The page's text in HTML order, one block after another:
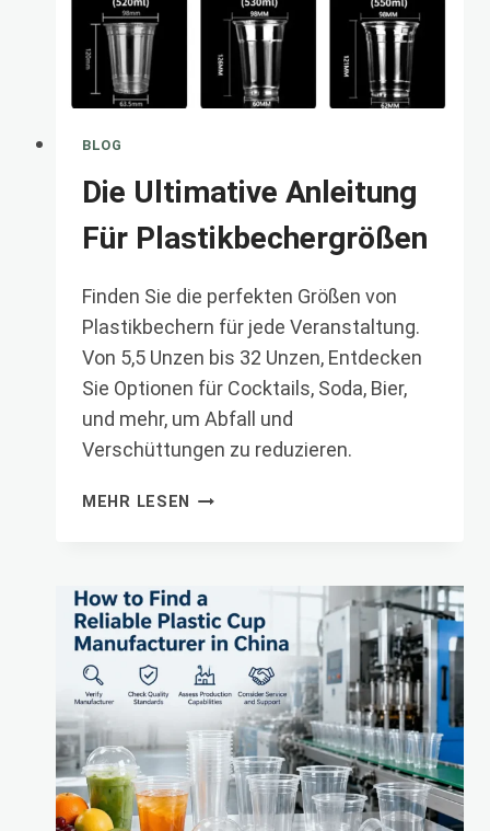
BLOG
Die Ultimative Anleitung
Für Plastikbechergrößen
Finden Sie die perfekten Größen von
Plastikbechern für jede Veranstaltung.
Von 5,5 Unzen bis 32 Unzen, Entdecken
Sie Optionen für Cocktails, Soda, Bier,
und mehr, um Abfall und
Verschüttungen zu reduzieren.
MEHR LESEN
DIE
PLASTIKBECHERGRÖSSEN